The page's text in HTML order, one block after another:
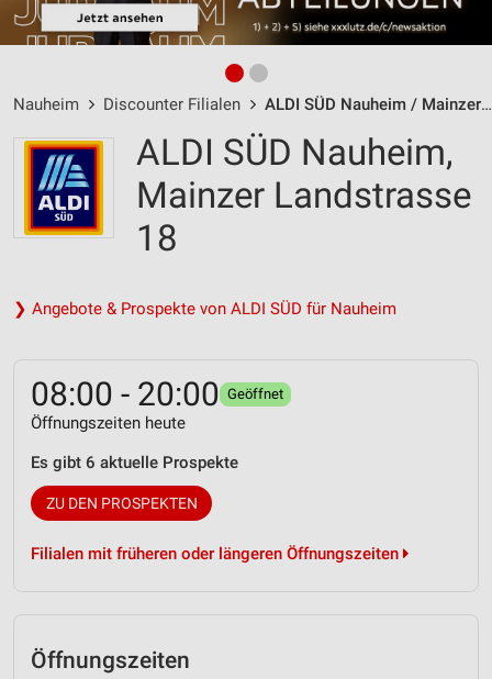
Nauheim Discounter Filialen ALDI SÜD Nauheim / Mainzer Landstrasse 18 - Öffnungszeiten & Adresse
ALDI SÜD Nauheim,
Mainzer Landstrasse
18
❯ Angebote & Prospekte von ALDI SÜD für Nauheim
08:00 - 20:00 Geöffnet
Öffnungszeiten heute
Es gibt 6 aktuelle Prospekte
ZU DEN PROSPEKTEN
Filialen mit früheren oder längeren Öffnungszeiten
Öffnungszeiten